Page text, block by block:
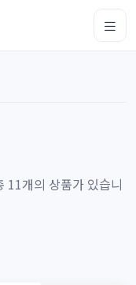
11개의 상품가 있습니